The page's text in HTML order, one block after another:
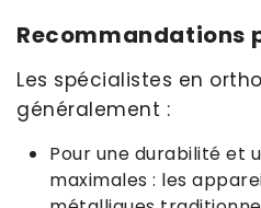
Recommandations
Les spécialistes en
généralement :
Pour une durabilité et
maximales : les